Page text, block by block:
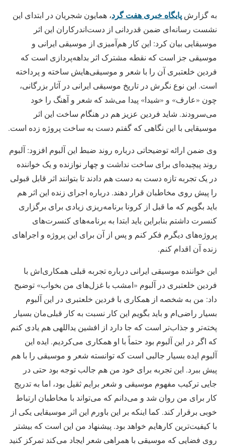
به گزارش پایگاه خبری هفت گرد، همایون شجریان در ابتدای این
نشست رسانه‌ای ضمن قدردانی از دست‌اندرکاران این اثر
موسیقایی بیان کرد: این کار هم‌آمیزی از موسیقی ایرانی و
موسیقی جز است که نقطه مشترک اثر بداهه‌پردازی است که
فردین خلعتبری آن را با شعر و موسیقی‌هایش ساخته و پرداخته
است. این نوع نگرش در تاریخ موسیقی ایرانی در آثار بزرگانی،
چون «عارف» و «شیدا» پیدا می‌شد که شعر و آهنگ را خود
می‌سرودند. شاید فردین عزیز هم در هنگام ساخت این اثر
موسیقایی با این نگاهی که گفتم دست به ساخت پروژه زده است.
وی ضمن ارائه توضیحاتی درباره روند ضبط این آلبوم افزود: آلبوم
روند پیچیده‌ای برای ساخت نداشت و چهار نوازنده و یک خواننده
در یک تجربه تازه دست به دست هم دادند تا بتوانند اثر قابل قبولی
را پیش روی مخاطبان قرار دهند. درباره اجرای زنده این اثر هم
باید بگویم که ما قبل از کرونا برنامه‌ریزی زیادی برای برگزاری
کنسرت داشتم بنابراین باید ابتدا به برنامه‌های کنسرت‌های
پروژه‌های دیگرم فکر کنم و پس از آن برای این پروژه و اجرا‌های
زنده آن اقدام کنم.
این خواننده موسیقی ایرانی درباره تجربه قبلی همکاری‌اش با
فردین خلعتبری در آلبوم «امشب با غزل‌های من بخواب» توضیح
داد: من به شخصه از همکاری با فردین خلعتبری در این آلبوم
بسیار راضی‌ام و باید بگویم این کار نسبت به کار قبلی‌مان بسیار
پخته‌تر و جذاب‌تر است که جا دارد از افشین یداللهی هم یادی کنم
که اگر در این آلبوم بود حتماً با او همکاری می‌کردیم. ایده این
آلبوم ایده بسیار جالبی است که توانسته شعر و موسیقی را با هم
پیش ببرد. این تجربه برای خود من هم جالب توجه بود حتی در
جایی ترکیب مفهوم موسیقی و شعر برایم ثقیل بود، اما به تدریج
کار برای من روان شد و می‌دانم که می‌تواند با مخاطبان ارتباط
خوبی برقرار کند. کما اینکه بر این باورم این اثر موسیقایی یکی از
با کیفیت‌ترین کارهایم خواهد بود. پیشنهاد من این است که بیشتر
روی فضایی که موسیقی با همراهی شعر ایجاد می‌کند تمرکز کنید